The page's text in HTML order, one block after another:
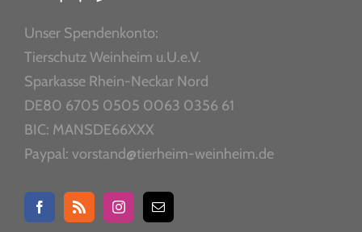
Unser Spendenkonto:
Tierschutz Weinheim u.U.e.V.
Sparkasse Rhein-Neckar Nord
DE80 6705 0505 0063 0356 61
BIC: MANSDE66XXX
Paypal: vorstand@tierheim-weinheim.de